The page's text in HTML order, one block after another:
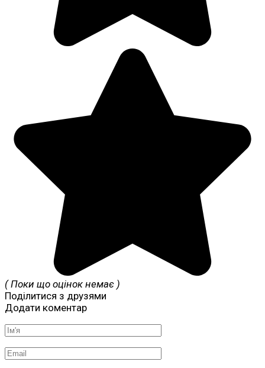
( Поки що оцінок немає )
Поділитися з друзями
Додати коментар
Ім'я
Email